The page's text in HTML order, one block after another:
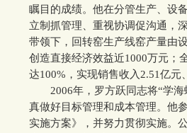
瞩目的成绩。他在分管生产、设
立制抓管理、重视协调促沟通，
带领下，回转窑生产线窑产量由
创造直接经济效益近1000万元；
达100%，实现销售收入2.51亿元
2006年，罗方跃同志将“学海
真做好目标管理和成本管理。他
实施方案》，并努力贯彻实施。